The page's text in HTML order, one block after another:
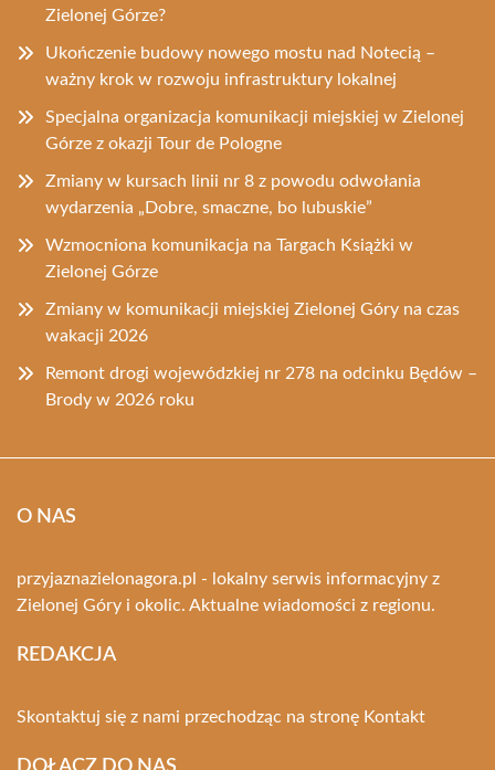
Zielonej Górze?
Ukończenie budowy nowego mostu nad Notecią –
ważny krok w rozwoju infrastruktury lokalnej
Specjalna organizacja komunikacji miejskiej w Zielonej
Górze z okazji Tour de Pologne
Zmiany w kursach linii nr 8 z powodu odwołania
wydarzenia „Dobre, smaczne, bo lubuskie”
Wzmocniona komunikacja na Targach Książki w
Zielonej Górze
Zmiany w komunikacji miejskiej Zielonej Góry na czas
wakacji 2026
Remont drogi wojewódzkiej nr 278 na odcinku Będów –
Brody w 2026 roku
O NAS
przyjaznazielonagora.pl - lokalny serwis informacyjny z
Zielonej Góry i okolic. Aktualne wiadomości z regionu.
REDAKCJA
Skontaktuj się z nami przechodząc na stronę Kontakt